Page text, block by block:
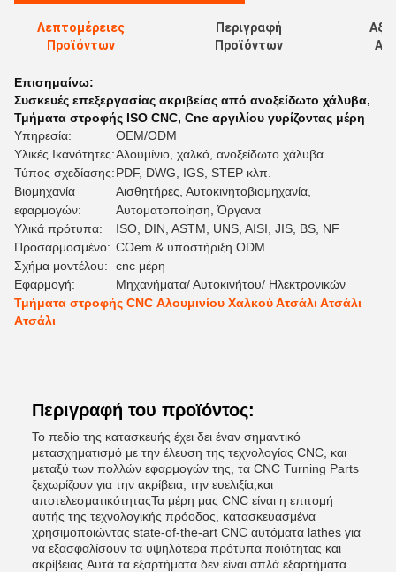
Λεπτομέρειες
Προϊόντων
Περιγραφή
Προϊόντων
Επισημαίνω:
Συσκευές επεξεργασίας ακριβείας από ανοξείδωτο χάλυβα,
Τμήματα στροφής ISO CNC, Cnc αργιλίου γυρίζοντας μέρη
Υπηρεσία:
OEM/ODM
Υλικές Ικανότητες:Αλουμίνιο, χαλκό, ανοξείδωτο χάλυβα
Τύπος σχεδίασης:PDF, DWG, IGS, STEP κλπ.
Βιομηχανία
εφαρμογών:
Αισθητήρες, Αυτοκινητοβιομηχανία,
Αυτοματοποίηση, Όργανα
Υλικά πρότυπα:
ISO, DIN, ASTM, UNS, AISI, JIS, BS, NF
Προσαρμοσμένο: COem & υποστήριξη ODM
Σχήμα μοντέλου:
cnc μέρη
Εφαρμογή:
Μηχανήματα/ Αυτοκινήτου/ Ηλεκτρονικών
Τμήματα στροφής CNC Αλουμινίου Χαλκού Ατσάλι Ατσάλι
Ατσάλι
Περιγραφή του προϊόντος:
Το πεδίο της κατασκευής έχει δει έναν σημαντικό
μετασχηματισμό με την έλευση της τεχνολογίας CNC, και
μεταξύ των πολλών εφαρμογών της, τα CNC Turning Parts
ξεχωρίζουν για την ακρίβεια, την ευελιξία,και
αποτελεσματικότηταςΤα μέρη μας CNC είναι η επιτομή
αυτής της τεχνολογικής πρόοδος, κατασκευασμένα
χρησιμοποιώντας state-of-the-art CNC αυτόματα lathes για
να εξασφαλίσουν τα υψηλότερα πρότυπα ποιότητας και
ακρίβειας.Αυτά τα εξαρτήματα δεν είναι απλά εξαρτήματα